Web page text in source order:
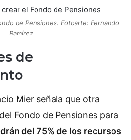
de Pensiones. Fotoarte: Fernando
Ramírez.
de
Mier señala que otra
Fondo de Pensiones para
del 75% de los recursos